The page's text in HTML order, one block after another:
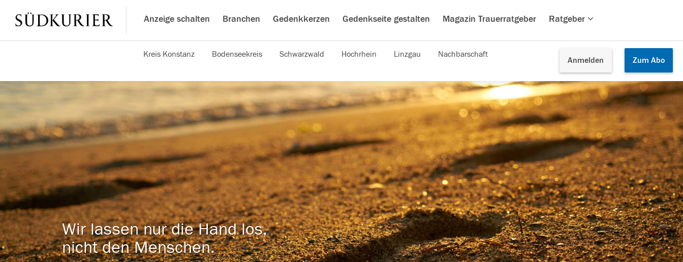
Anzeige schalten Branchen Gedenkkerzen Gedenkseite gestalten Magazin Trauerratgeber Ratgeber
Anmelden Zum Abo
Kreis Konstanz Bodenseekreis Schwarzwald Hochrhein Linzgau Nachbarschaft
Wir lassen nur die Hand los,
nicht den Menschen.